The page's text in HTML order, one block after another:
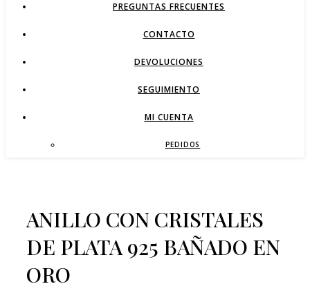
PREGUNTAS FRECUENTES
CONTACTO
DEVOLUCIONES
SEGUIMIENTO
MI CUENTA
PEDIDOS
ANILLO CON CRISTALES
DE PLATA 925 BAÑADO EN
ORO